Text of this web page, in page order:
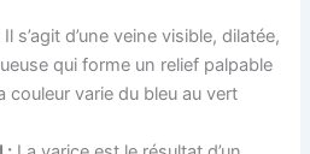
Il s’agit d’une veine visible, dilatée,
qui forme un relief palpable
couleur varie du bleu au vert